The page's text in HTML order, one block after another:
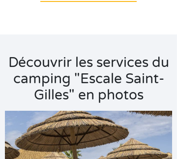
Découvrir les services du
camping "Escale Saint-
Gilles" en photos